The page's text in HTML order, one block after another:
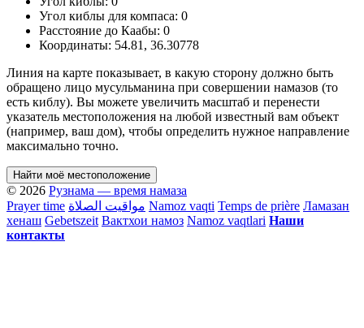
Угол киблы для компаса: 0
Расстояние до Каабы: 0
Координаты: 54.81 , 36.30778
Линия на карте показывает, в какую сторону должно быть
обращено лицо мусульманина при совершении намазов (то
есть киблу). Вы можете увеличить масштаб и перенести
указатель местоположения на любой известный вам объект
(например, ваш дом), чтобы определить нужное направление
максимально точно.
Найти моё местоположение
© 2026 Рузнама — время намаза
Prayer time مواقيت الصلاة Namoz vaqti Temps de prière Ламазан
хенаш Gebetszeit Вактхои намоз Namoz vaqtlari Наши
контакты